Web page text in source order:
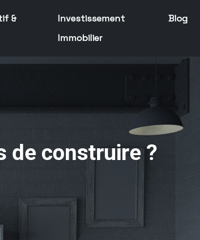
&
Investissement
Immobilier
Blog
de construire ?